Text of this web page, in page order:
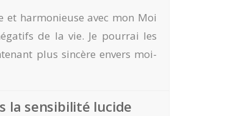
et harmonieuse avec mon Moi
de la vie. Je pourrai les
plus sincère envers moi-
la sensibilité lucide